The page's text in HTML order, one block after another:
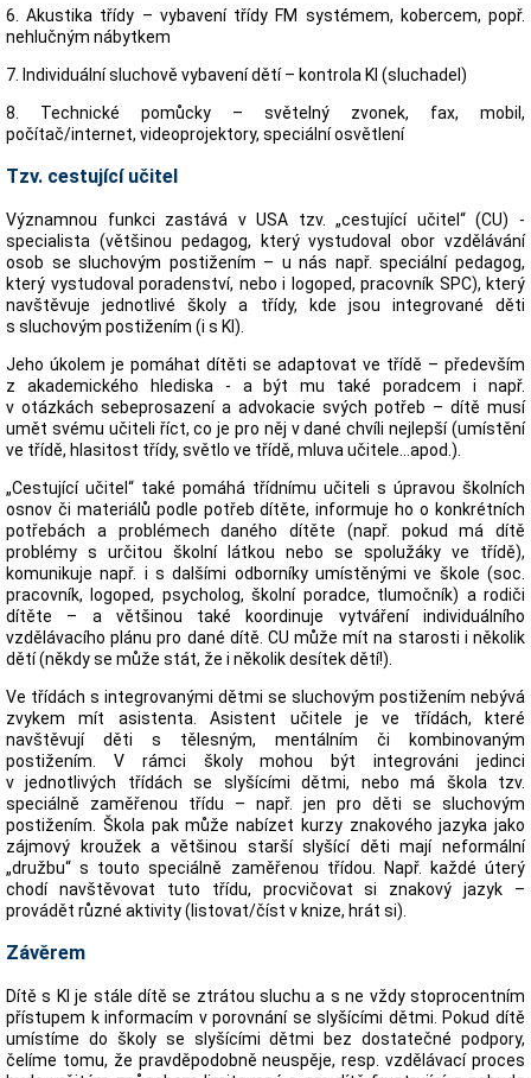
6. Akustika třídy – vybavení třídy FM systémem, kobercem, popř.
nehlučným nábytkem
7. Individuální sluchově vybavení dětí – kontrola KI (sluchadel)
8. Technické pomůcky – světelný zvonek, fax, mobil,
počítač/internet, videoprojektory, speciální osvětlení
Tzv. cestující učitel
Významnou funkci zastává v USA tzv. „cestující učitel“ (CU) -
specialista (většinou pedagog, který vystudoval obor vzdělávání
osob se sluchovým postižením – u nás např. speciální pedagog,
který vystudoval poradenství, nebo i logoped, pracovník SPC), který
navštěvuje jednotlivé školy a třídy, kde jsou integrované děti
s sluchovým postižením (i s KI).
Jeho úkolem je pomáhat dítěti se adaptovat ve třídě – především
z akademického hlediska - a být mu také poradcem i např.
v otázkách sebeprosazení a advokacie svých potřeb – dítě musí
umět svému učiteli říct, co je pro něj v dané chvíli nejlepší (umístění
ve třídě, hlasitost třídy, světlo ve třídě, mluva učitele...apod.).
„Cestující učitel“ také pomáhá třídnímu učiteli s úpravou školních
osnov či materiálů podle potřeb dítěte, informuje ho o konkrétních
potřebách a problémech daného dítěte (např. pokud má dítě
problémy s určitou školní látkou nebo se spolužáky ve třídě),
komunikuje např. i s dalšími odborníky umístěnými ve škole (soc.
pracovník, logoped, psycholog, školní poradce, tlumočník) a rodiči
dítěte – a většinou také koordinuje vytváření individuálního
vzdělávacího plánu pro dané dítě. CU může mít na starosti i několik
dětí (někdy se může stát, že i několik desítek dětí!).
Ve třídách s integrovanými dětmi se sluchovým postižením nebývá
zvykem mít asistenta. Asistent učitele je ve třídách, které
navštěvují děti s tělesným, mentálním či kombinovaným
postižením. V rámci školy mohou být integrováni jedinci
v jednotlivých třídách se slyšícími dětmi, nebo má škola tzv.
speciálně zaměřenou třídu – např. jen pro děti se sluchovým
postižením. Škola pak může nabízet kurzy znakového jazyka jako
zájmový kroužek a většinou starší slyšící děti mají neformální
„družbu“ s touto speciálně zaměřenou třídou. Např. každé úterý
chodí navštěvovat tuto třídu, procvičovat si znakový jazyk –
provádět různé aktivity (listovat/číst v knize, hrát si).
Závěrem
Dítě s KI je stále dítě se ztrátou sluchu a s ne vždy stoprocentním
přístupem k informacím v porovnání se slyšícími dětmi. Pokud dítě
umístíme do školy se slyšícími dětmi bez dostatečné podpory,
čelíme tomu, že pravděpodobně neuspěje, resp. vzdělávací proces